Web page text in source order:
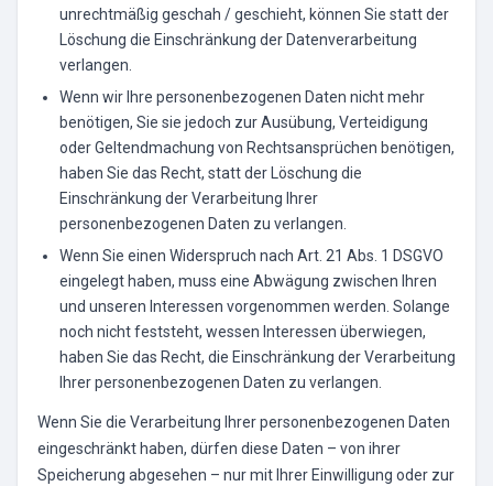
unrechtmäßig geschah / geschieht, können Sie statt der
Löschung die Einschränkung der Datenverarbeitung
verlangen.
Wenn wir Ihre personenbezogenen Daten nicht mehr
benötigen, Sie sie jedoch zur Ausübung, Verteidigung
oder Geltendmachung von Rechtsansprüchen benötigen,
haben Sie das Recht, statt der Löschung die
Einschränkung der Verarbeitung Ihrer
personenbezogenen Daten zu verlangen.
Wenn Sie einen Widerspruch nach Art. 21 Abs. 1 DSGVO
eingelegt haben, muss eine Abwägung zwischen Ihren
und unseren Interessen vorgenommen werden. Solange
noch nicht feststeht, wessen Interessen überwiegen,
haben Sie das Recht, die Einschränkung der Verarbeitung
Ihrer personenbezogenen Daten zu verlangen.
Wenn Sie die Verarbeitung Ihrer personenbezogenen Daten
eingeschränkt haben, dürfen diese Daten – von ihrer
Speicherung abgesehen – nur mit Ihrer Einwilligung oder zur